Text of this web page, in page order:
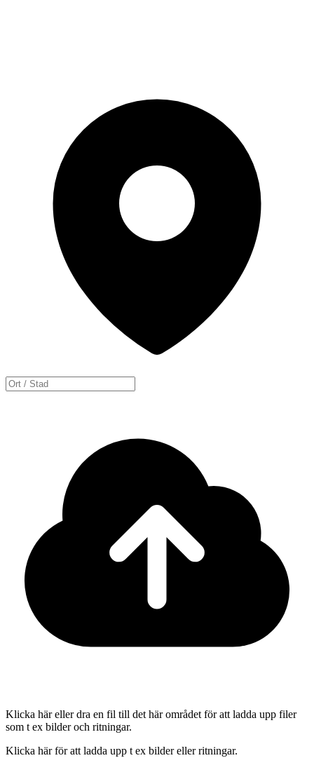
Klicka här eller dra en fil till det här området för att ladda upp filer
som t ex bilder och ritningar.
Klicka här för att ladda upp t ex bilder eller ritningar.